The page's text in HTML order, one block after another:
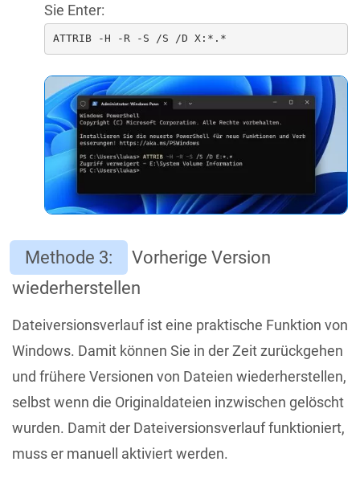
Sie Enter:
ATTRIB -H -R -S /S /D X:*.*
Methode 3:
Vorherige Version
wiederherstellen
Dateiversionsverlauf ist eine praktische Funktion von
Windows. Damit können Sie in der Zeit zurückgehen
und frühere Versionen von Dateien wiederherstellen,
selbst wenn die Originaldateien inzwischen gelöscht
wurden. Damit der Dateiversionsverlauf funktioniert,
muss er manuell aktiviert werden.